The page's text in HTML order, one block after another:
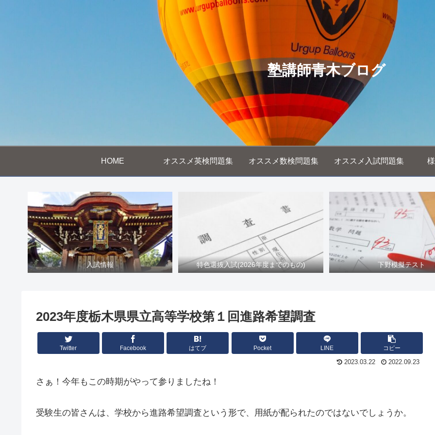
塾講師青木ブログ
HOME オススメ英検問題集 オススメ数検問題集 オススメ入試問題集
入試情報 特色選抜入試(2026年度までのもの) 下野模擬テスト
2023年度栃木県県立高等学校第１回進路希望調査
Twitter Facebook はてブ Pocket LINE コピー
2023.03.22 2022.09.23
さぁ！今年もこの時期がやって参りましたね！
受験生の皆さんは、学校から進路希望調査という形で、用紙が配られたのではないでしょうか。